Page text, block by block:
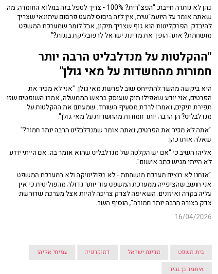
כהן לא נותרה חייבת: "הפצ"רית? 100% - צריך לטפל בזה במלוא החומרה. מה
שאתה אומר על היועמ"שית, אין לזה ביסוס למעט פרסום עיתונאי שצריך
להיבדק. הפרקליטות הוא גוף שצריך תיקון, אבל לומר שמערכת המשפט
מושחתת? אתה הופך את מדינת ישראל לרפובליקת בננות?"
"ההקלטות על מנדלבליט הרבה יותר
חמורות מהחשדות על מאי גולן"
היא ביקשה מהשר להתייחס שוב לפרשת מאי גולן. "אני לא מכיר את
הפרטים, אני יודע שאפילו תיק שעוסק בראש הממשלה, אמרו השופטים שזו
תפירת תיקים, ואמרו לרדת מסעיף השוחד. שמעתם את ההקלטות על
מנדלבליט? הן הרבה יותר חמורות מהחשדות על מאי גולן".
"אתה לא מכיר את הפרטים, ואתה אומר שמנדלבליט הרבה יותר חמור?"
שאלה אותו כהן.
אליהו השיב כי "אם יש הקלטה של מנדלבליט שהוא אומר בה: אם הייתי יודע
לא הייתי מגיש כתב אישום".
"אנחנו לא רוצים מערכת מושחתת - לא בפוליטיקה ולא במערכת המשפט.
אני חושב שהציפייה ממערכת המשפט עוד יותר גדולה מהפוליטית כי אין
עליה בקרה ואיזונים. השאיפה לצדק צריכה להיות אצל מערכת שדורשת
צדק בצורה הרבה יותר חמורה", הוסיף השר.
16/04/2026
בית משפט מדינת ישראל דמוקרטיה
עמיחי אליהו
איתמר בן גביר